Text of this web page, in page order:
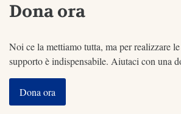
Dona ora
Noi ce la mettiamo tutta, ma per realizzare
supporto è indispensabile. Aiutaci con una
Dona ora